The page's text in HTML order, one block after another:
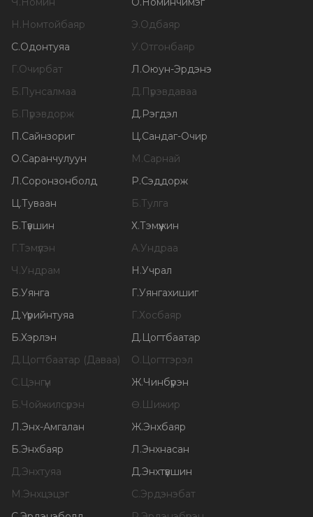
Н.Номтойбаяр Э.Одбаяр
С.Одонтуяа У.Отгонбаяр
Г.Очирбат Л.Оюун-Эрдэнэ
Б.Пунсалмаа Д.Пүрэвдаваа
Б.Пүрэвдорж Д.Рэгдэл
П.Сайнзориг Ц.Сандаг-Очир
О.Саранчулуун М.Сарнай
Л.Соронзонболд Р.Сэддорж
Ц.Туваан Б.Тулга
Б.Түвшин Х.Тэмүүжин
Г.Тэмүүлэн А.Ундраа
Ч.Ундрам Н.Учрал
Б.Уянга Г.Уянгахишиг
Д.Үүрийнтуяа Г.Хосбаяр
Б.Хэрлэн Д.Цогтбаатар
Д.Цогтбаатар (Даваа) О.Цогтгэрэл
С.Цэнгүүн Ж.Чинбүрэн
Б.Чойжилсүрэн Ө.Шижир
Л.Энх-Амгалан Ж.Энхбаяр
Б.Энхбаяр Л.Энхнасан
Д.Энхтуяа Д.Энхтүвшин
М.Энхцэцэг С.Эрдэнэбат